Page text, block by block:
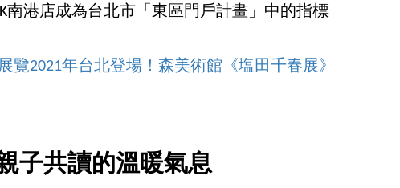
南港店成為台北市「東區門戶計畫」中的指標
覽2021年台北登場！森美術館《塩田千春展》
子共讀的溫暖氣息